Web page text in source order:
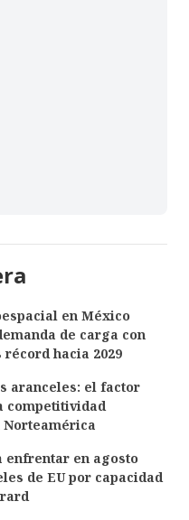
en México
de carga con
hacia 2029
aranceles: el factor
competitividad
enfrentar en agosto
de EU por capacidad